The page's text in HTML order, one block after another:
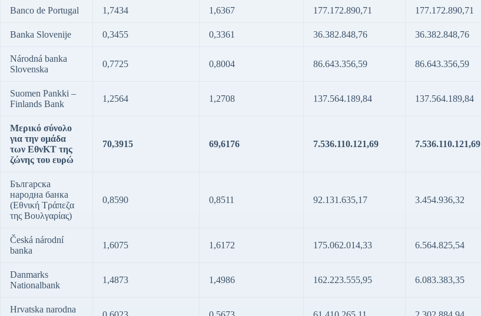
Banco de Portugal 1,7434 1,6367 177.172.890,71 177.172.890,71
Banka Slovenije 0,3455 0,3361 36.382.848,76 36.382.848,76
Národná banka
Slovenska
0,7725 0,8004 86.643.356,59 86.643.356,59
Suomen Pankki –
Finlands Bank
1,2564 1,2708 137.564.189,84 137.564.189,84
Μερικό σύνολο
για την ομάδα
των ΕθνΚΤ της
ζώνης του ευρώ
70,3915 69,6176 7.536.110.121,69 7.536.110.121,69
Българска
народна банка
(Εθνική Τράπεζα
της Βουλγαρίας)
0,8590 0,8511 92.131.635,17 3.454.936,32
Česká národní
banka
1,6075 1,6172 175.062.014,33 6.564.825,54
Danmarks
Nationalbank
1,4873 1,4986 162.223.555,95 6.083.383,35
Hrvatska narodna